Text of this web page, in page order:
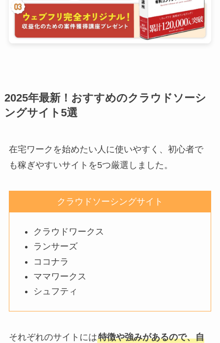
2025年最新！おすすめのクラウドソーシ
ングサイト5選
在宅ワークを始めたい人に使いやすく、初心者で
も稼ぎやすいサイトを5つ厳選しました。
クラウドソーシングサイト
クラウドワークス
ランサーズ
ココナラ
ママワークス
シュフティ
それぞれのサイトには特徴や強みがあるので、自